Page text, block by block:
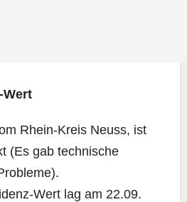
Wert
Rhein-Kreis Neuss, ist
(Es gab tech­ni­sche
Wert lag am 22.09.